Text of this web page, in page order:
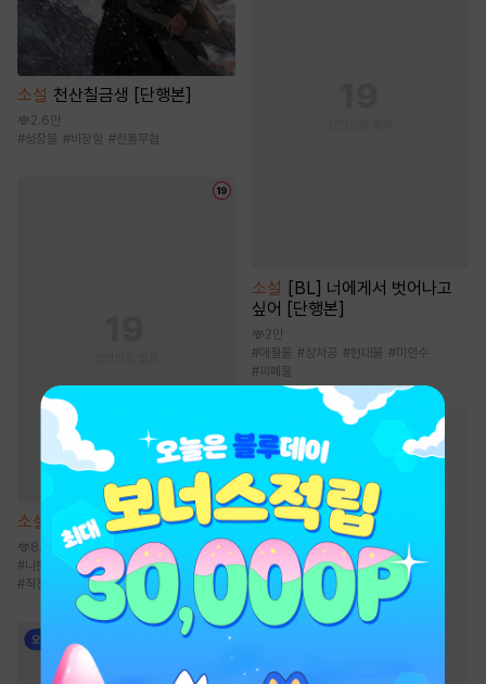
소설 천산칠금생 [단행본]
2.6만
#성장물 #비장함 #전통무협
소설 은사 [단행본]
8.3천
#나쁜남자 # 계략남 #권선징악 #
현대물
#직진남
소설
[BL] 너에게서 벗어나고
싶어 [단행본]
2만
#애절물 #상처공 #현대물 #미인수
#피폐물
BL 웹툰/만화
인기 키워드
#절륜공 #현대물
집착공 #미남공
#
고수위
하드코어
짝사랑 #
대형견공
상처수
츤데레수
#친구>연인